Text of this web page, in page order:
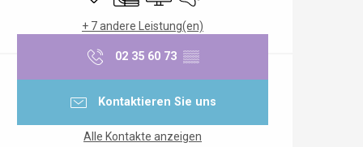
+ 7 andere Leistung(en)
02 35 60 73 ▒▒
Kontaktieren Sie uns
Alle Kontakte anzeigen